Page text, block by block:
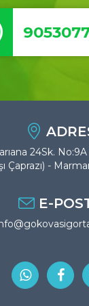
24Sk.
Çaprazı) -
E-